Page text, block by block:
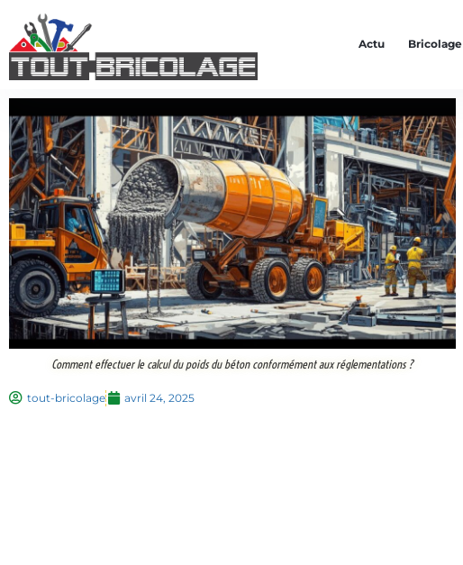
Actu Bricolage
Comment effectuer le calcul du poids du béton conformément aux réglementations ?
tout-bricolage avril 24, 2025